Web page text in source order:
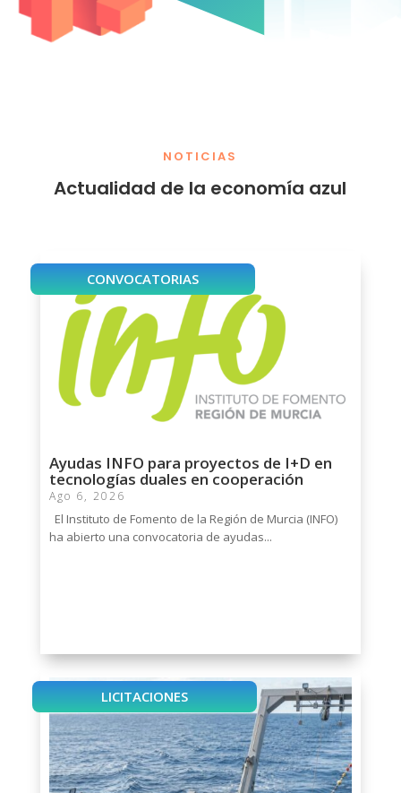
NOTICIAS
Actualidad de la economía azul
CONVOCATORIAS
Ayudas INFO para proyectos de I+D en
tecnologías duales en cooperación
Ago 6, 2026
El Instituto de Fomento de la Región de Murcia (INFO)
ha abierto una convocatoria de ayudas...
LICITACIONES